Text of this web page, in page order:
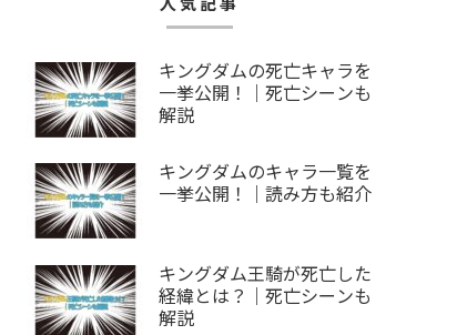
キングダムの死亡キャラを
一挙公開！｜死亡シーンも
解説
キングダムのキャラ一覧を
一挙公開！｜読み方も紹介
キングダム王騎が死亡した
経緯とは？｜死亡シーンも
解説